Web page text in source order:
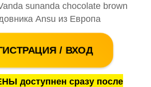
sunanda chocolate brown
Ansu из Европа
/ ВХОД
доступнен сразу после